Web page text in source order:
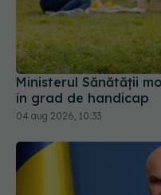
Ministerul Sănătății
în grad de handicap
04 aug 2026, 10:33